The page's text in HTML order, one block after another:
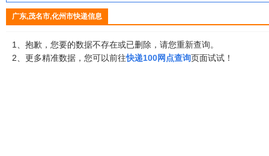
广东,茂名市,化州市快递信息
1、抱歉，您要的数据不存在或已删除，请您重新查询。
2、更多精准数据，您可以前往快递100网点查询页面试试！